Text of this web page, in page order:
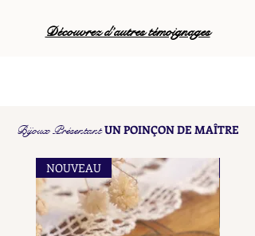
Découvrez d’autres témoignages
Bijoux PrésentantUN POINÇON DE MAÎTRE
NOUVEAU